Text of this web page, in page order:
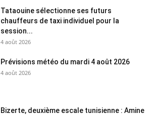
Tataouine sélectionne ses futurs
chauffeurs de taxi individuel pour la
session...
4 août 2026
Prévisions météo du mardi 4 août 2026
4 août 2026
Bizerte, deuxième escale tunisienne : Amine